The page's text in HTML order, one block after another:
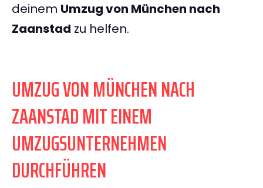
deinem Umzug von München nach
Zaanstad zu helfen.
UMZUG VON MÜNCHEN NACH
ZAANSTAD MIT EINEM
UMZUGSUNTERNEHMEN
DURCHFÜHREN